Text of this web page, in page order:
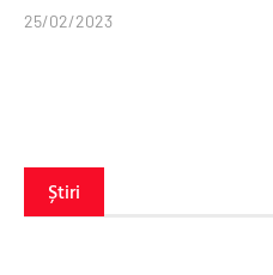
25/02/2023
Știri